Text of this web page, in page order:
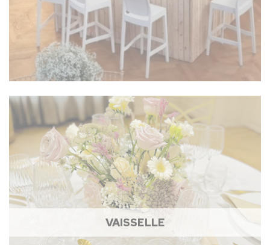
VAISSELLE